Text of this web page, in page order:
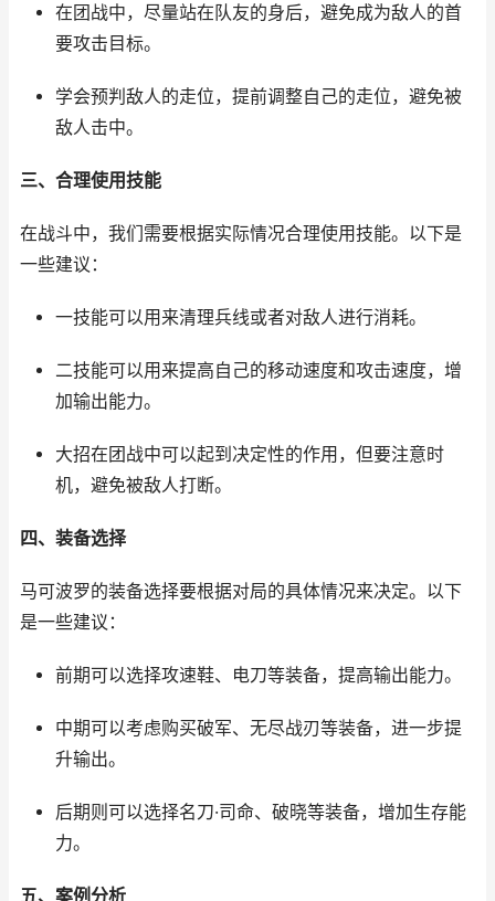
在团战中，尽量站在队友的身后，避免成为敌人的首
要攻击目标。
学会预判敌人的走位，提前调整自己的走位，避免被
敌人击中。
三、合理使用技能
在战斗中，我们需要根据实际情况合理使用技能。以下是
一些建议：
一技能可以用来清理兵线或者对敌人进行消耗。
二技能可以用来提高自己的移动速度和攻击速度，增
加输出能力。
大招在团战中可以起到决定性的作用，但要注意时
机，避免被敌人打断。
四、装备选择
马可波罗的装备选择要根据对局的具体情况来决定。以下
是一些建议：
前期可以选择攻速鞋、电刀等装备，提高输出能力。
中期可以考虑购买破军、无尽战刃等装备，进一步提
升输出。
后期则可以选择名刀·司命、破晓等装备，增加生存能
力。
五、案例分析